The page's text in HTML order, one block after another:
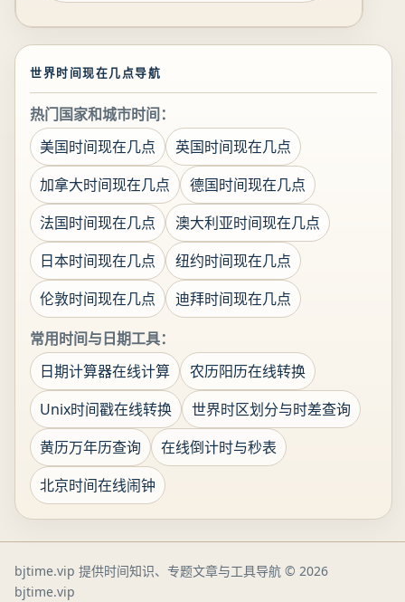
世界时间现在几点导航
热门国家和城市时间：
美国时间现在几点
英国时间现在几点
加拿大时间现在几点
德国时间现在几点
法国时间现在几点
澳大利亚时间现在几点
日本时间现在几点
纽约时间现在几点
伦敦时间现在几点
迪拜时间现在几点
常用时间与日期工具：
日期计算器在线计算
农历阳历在线转换
Unix时间戳在线转换
世界时区划分与时差查询
黄历万年历查询
在线倒计时与秒表
北京时间在线闹钟
bjtime.vip 提供时间知识、专题文章与工具导航 © 2026
bjtime.vip